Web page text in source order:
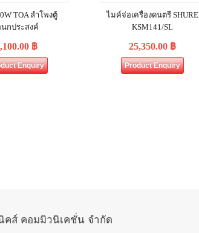
TOA ลำโพงตู้
นกประสงค์
฿
Enquiry
ไมค์จ่อเครื่องดนตรี SHURE
KSM141/SL
25,350.00 ฿
Product Enquiry
คส์ คอมมิวนิเคชั่น จำกัด